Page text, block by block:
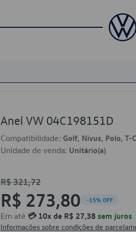
Anel VW 04C198151D
Compatibilidade: Golf, Nivus, Polo, T-
Unidade de venda: Unitário(a)
R$ 321,72
R$ 273,80 -15% OFF
Em até 💳 10x de R$ 27,38 sem juros
Informações sobre condições de